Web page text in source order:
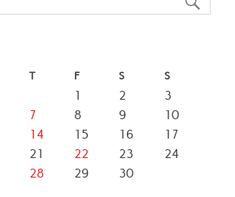
T F S S
1 2
3
7 8 9
10
14 15 16
17
21 22 23
24
28 29
30